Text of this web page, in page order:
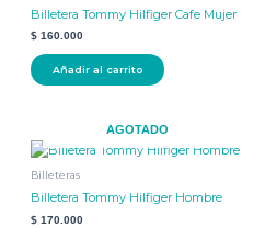
Billetera Tommy Hilfiger Cafe Mujer
$ 160.000
Añadir al carrito
AGOTADO
Billeteras
Billetera Tommy Hilfiger Hombre
$ 170.000